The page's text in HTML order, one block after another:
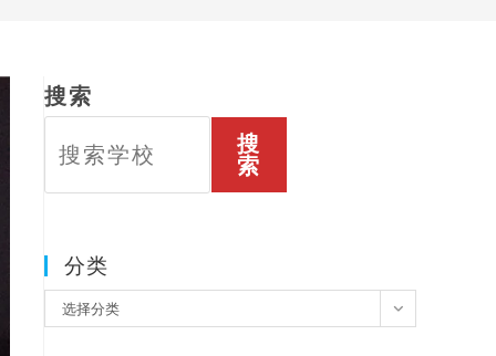
搜索
搜
索
分类
类
选择分类